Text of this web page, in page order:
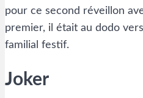
pour ce second réveillon
premier, il était au dodo
familial festif.
Joker